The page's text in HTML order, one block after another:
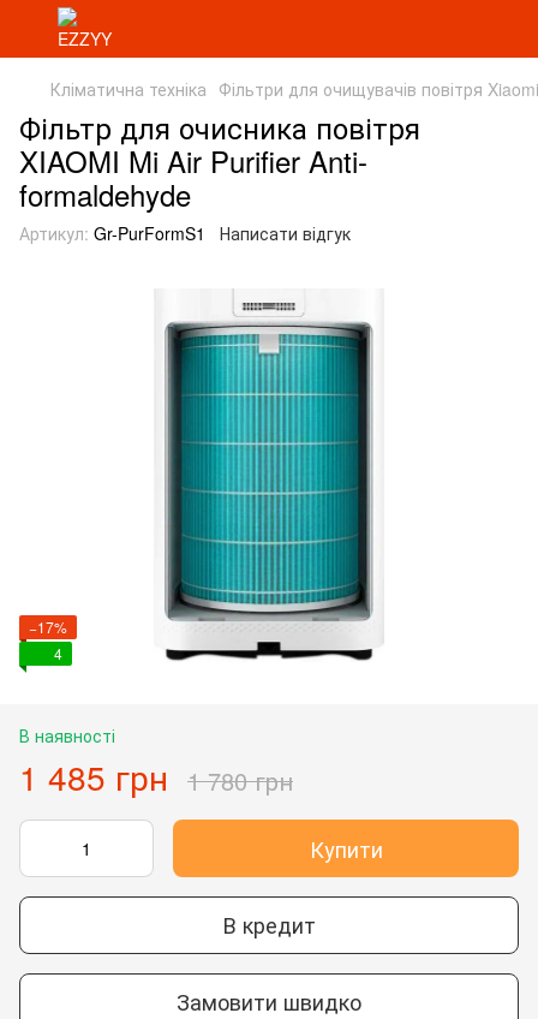
Кліматична техніка Фільтри для очищувачів повітря Xiaomi
Фільтр для очисника повітря
XIAOMI Mi Air Purifier Anti-
formaldehyde
Артикул: Gr-PurFormS1 Написати відгук
−17%
4
В наявності
1 485 грн 1 780 грн
Купити
В кредит
Замовити швидко